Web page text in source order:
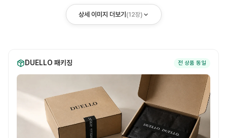
상세 이미지 더보기 (12장)
DUELLO 패키징 전 상품 동일